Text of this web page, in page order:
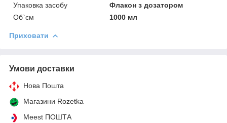
Упаковка засобу
Флакон з дозатором
Об`єм
1000 мл
Приховати
Умови доставки
Нова Пошта
Магазини Rozetka
Meest ПОШТА